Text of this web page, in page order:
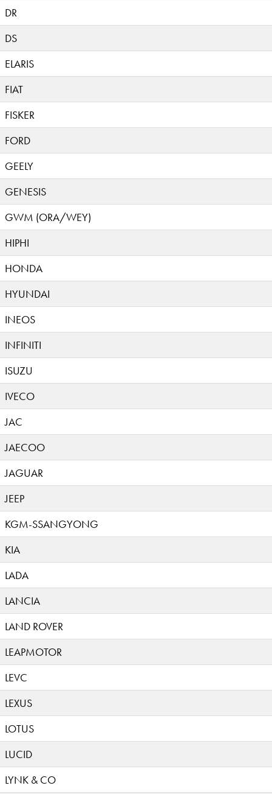
DR
DS
ELARIS
FIAT
FISKER
FORD
GEELY
GENESIS
GWM (ORA/WEY)
HIPHI
HONDA
HYUNDAI
INEOS
INFINITI
ISUZU
IVECO
JAC
JAECOO
JAGUAR
JEEP
KGM-SSANGYONG
KIA
LADA
LANCIA
LAND ROVER
LEAPMOTOR
LEVC
LEXUS
LOTUS
LUCID
LYNK & CO